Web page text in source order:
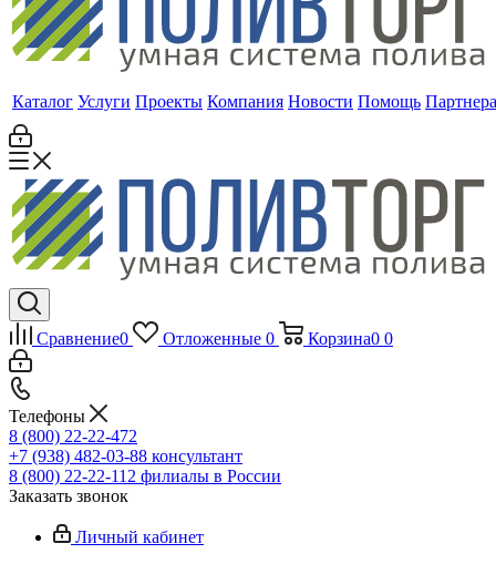
Каталог Услуги Проекты Компания Новости Помощь
Сравнение0 Отложенные 0 Корзина0 0
Телефоны
8 (800) 22-22-472
+7 (938) 482-03-88 консультант
8 (800) 22-22-112 филиалы в России
Заказать звонок
Личный кабинет